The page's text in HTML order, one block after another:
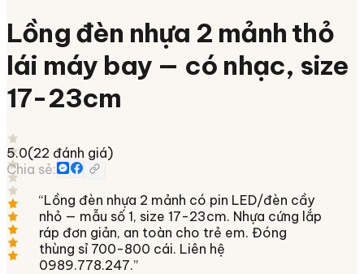
Lồng đèn nhựa 2 mảnh thỏ
lái máy bay — có nhạc, size
17-23cm
5.0(22 đánh giá)
Chia sẻ:
“Lồng đèn nhựa 2 mảnh có pin LED/đèn cầy
nhỏ — mẫu số 1, size 17-23cm. Nhựa cứng lắp
ráp đơn giản, an toàn cho trẻ em. Đóng
thùng sỉ 700-800 cái. Liên hệ
0989.778.247.”